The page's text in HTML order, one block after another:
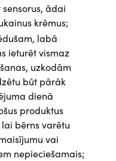
ādai
krēmus;
labā
ieturēt vismaz
uzkodām
būt pārāk
dienā
produktus
bērns varētu
vai
nepieciešamais;